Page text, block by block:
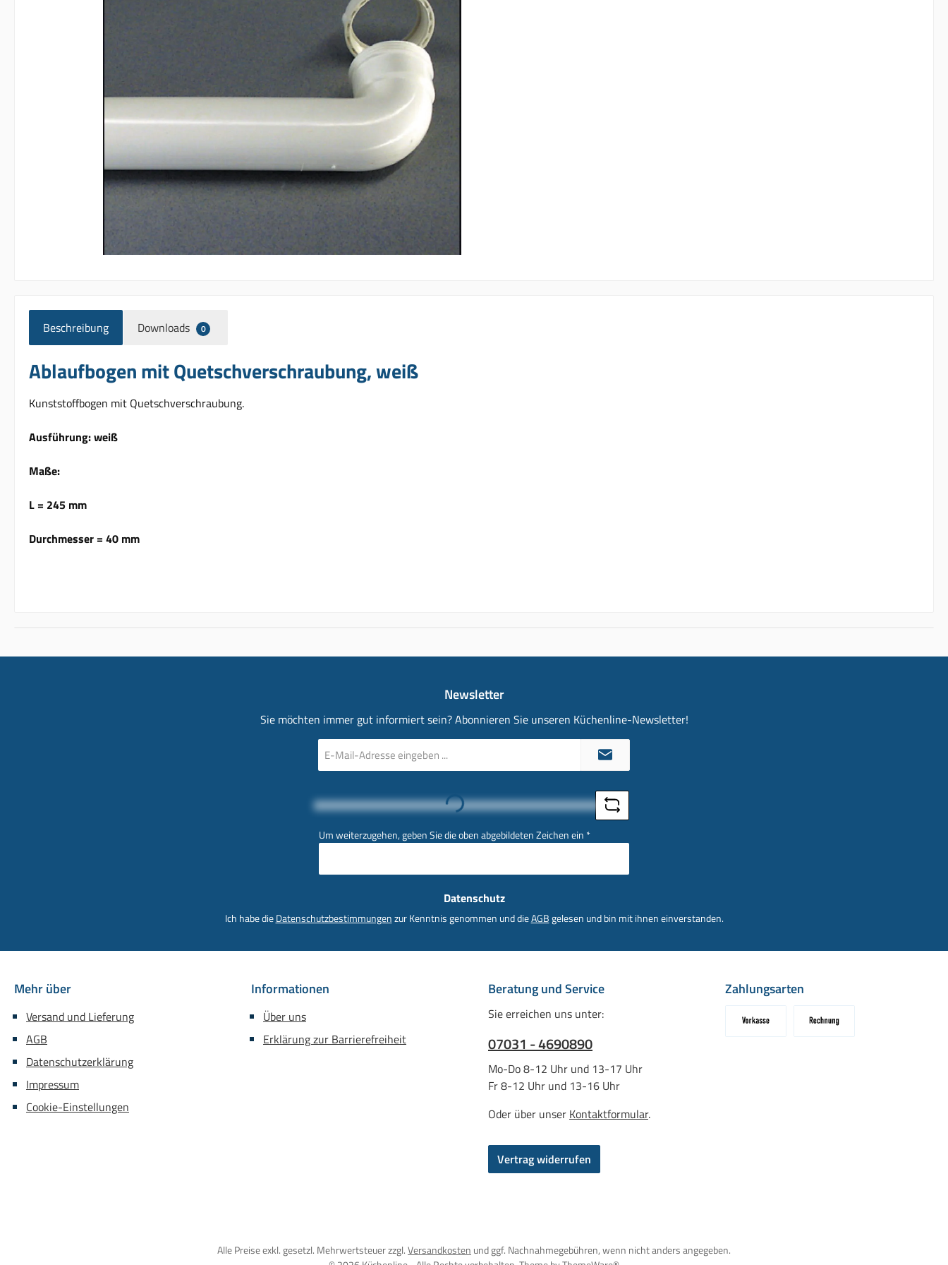
Beschreibung Downloads 0
Ablaufbogen mit Quetschverschraubung, weiß
Kunststoffbogen mit Quetschverschraubung.
Ausführung: weiß
Maße:
L = 245 mm
Durchmesser = 40 mm
Newsletter
Sie möchten immer gut informiert sein? Abonnieren Sie unseren Küchenline-Newsletter!
Mail-
Loading...
Um weiterzugehen, geben Sie die oben abgebildeten Zeichen ein *
Datenschutz
Ich habe dieDatenschutzbestimmungenzur Kenntnis genommen und dieAGBgelesen und bin mit ihnen einverstanden.
Mehr über
Versand und Lieferung
AGB
Datenschutzerklärung
Impressum
Cookie-Einstellungen
Informationen
Über uns
Erklärung zur Barrierefreiheit
Beratung und Service
Sie erreichen uns unter:
07031 - 4690890
Mo-Do 8-12 Uhr und 13-17 Uhr
Fr 8-12 Uhr und 13-16 Uhr
Oder über unser Kontaktformular.
Vertrag widerrufen
Zahlungsarten
Alle Preise exkl. gesetzl. Mehrwertsteuer zzgl.Versandkosten und ggf. Nachnahmegebühren, wenn nicht anders angegeben.